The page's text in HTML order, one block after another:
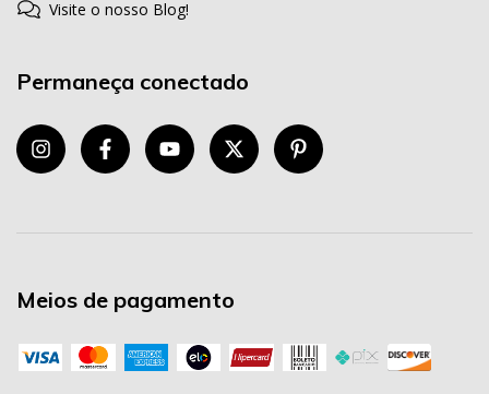
Visite o nosso Blog!
Permaneça conectado
Meios de pagamento